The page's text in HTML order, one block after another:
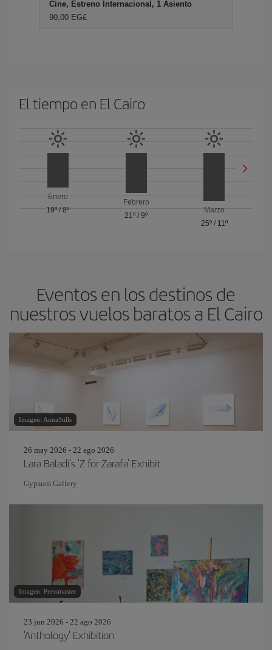
Cine, Estreno Internacional, 1 Asiento
90,00 EG£
El tiempo en El Cairo
Enero
19º/8º
Febrero
21º / 9º
Marzo
25º/ 11º
Eventos en los destinos de
nuestros vuelos baratos a El Cairo
Imagen: AnnaStills
26 may 2026 - 22 ago 2026
Lara Baladi's 'Z for Zarafa' Exhibit
Gypsum Gallery
Imagen: Pressmaster
23 jun 2026 - 22 ago 2026
'Anthology' Exhibition